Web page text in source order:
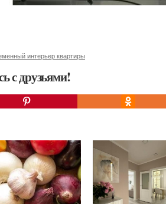
интерьер квартиры
с друзьями!